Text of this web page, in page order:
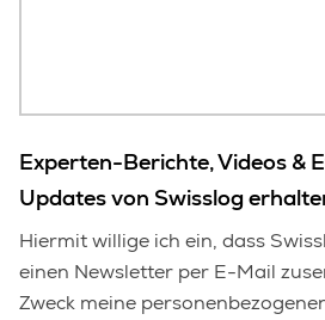
Experten-Berichte, Videos &
Updates von Swisslog
Hiermit willige ich ein, dass
einen Newsletter per E-Mail
Zweck meine